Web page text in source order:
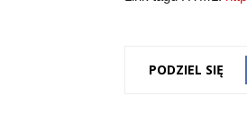
PODZIEL SIĘ